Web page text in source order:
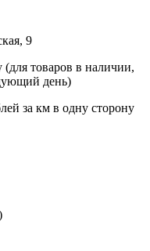
9
товаров в наличии,
день)
за км в одну сторону